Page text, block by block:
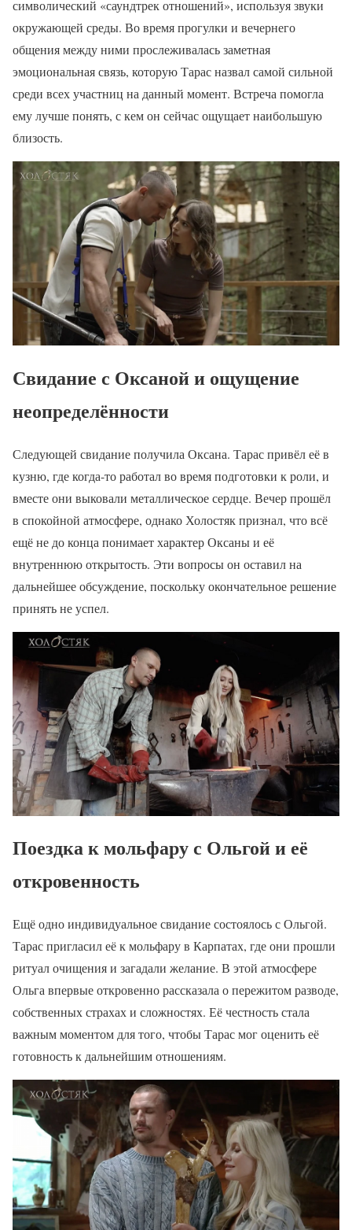
символический «саундтрек отношений», используя звуки
окружающей среды. Во время прогулки и вечернего
общения между ними прослеживалась заметная
эмоциональная связь, которую Тарас назвал самой сильной
среди всех участниц на данный момент. Встреча помогла
ему лучше понять, с кем он сейчас ощущает наибольшую
близость.
Свидание с Оксаной и ощущение
неопределённости
Следующей свидание получила Оксана. Тарас привёл её в
кузню, где когда-то работал во время подготовки к роли, и
вместе они выковали металлическое сердце. Вечер прошёл
в спокойной атмосфере, однако Холостяк признал, что всё
ещё не до конца понимает характер Оксаны и её
внутреннюю открытость. Эти вопросы он оставил на
дальнейшее обсуждение, поскольку окончательное решение
принять не успел.
Поездка к мольфару с Ольгой и её
откровенность
Ещё одно индивидуальное свидание состоялось с Ольгой.
Тарас пригласил её к мольфару в Карпатах, где они прошли
ритуал очищения и загадали желание. В этой атмосфере
Ольга впервые откровенно рассказала о пережитом разводе,
собственных страхах и сложностях. Её честность стала
важным моментом для того, чтобы Тарас мог оценить её
готовность к дальнейшим отношениям.